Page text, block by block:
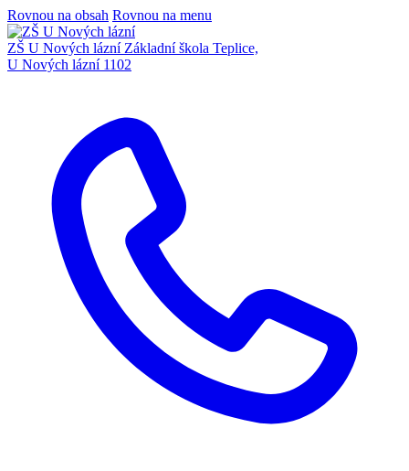
Rovnou na obsah Rovnou na menu
ZŠ U Nových lázní Základní škola Teplice,
U Nových lázní 1102